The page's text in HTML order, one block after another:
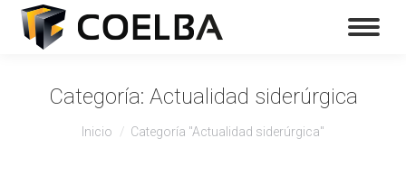
Categoría: Actualidad siderúrgica
Estás aquí:
Inicio Categoría "Actualidad siderúrgica"